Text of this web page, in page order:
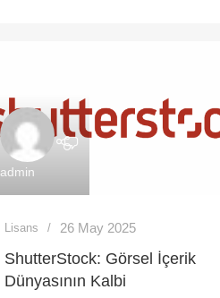
admin
Lisans 26 May 2025
ShutterStock: Görsel İçerik
Dünyasının Kalbi